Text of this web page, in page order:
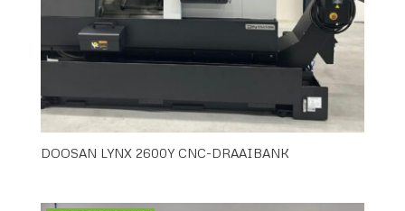
DOOSAN LYNX 2600Y CNC-DRAAIBANK